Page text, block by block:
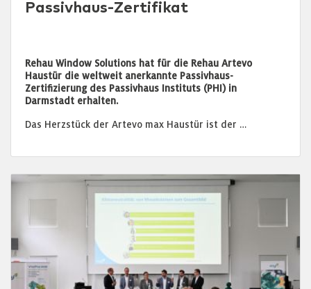
Passivhaus-Zertifikat
Rehau Window Solutions hat für die Rehau Artevo
Haustür die weltweit anerkannte Passivhaus-
Zertifizierung des Passivhaus Instituts (PHI) in
Darmstadt erhalten.
Das Herzstück der Artevo max Haustür ist der …